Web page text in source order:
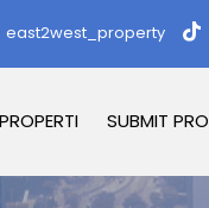
east2west_property
SUBMIT